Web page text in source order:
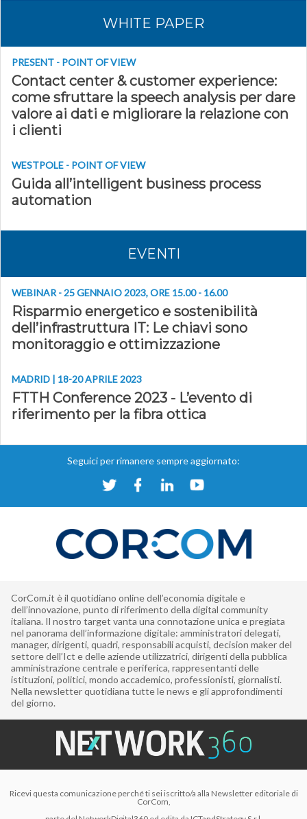
WHITE PAPER
PRESENT - POINT OF VIEW
Contact center & customer experience:
come sfruttare la speech analysis per dare
valore ai dati e migliorare la relazione con
i clienti
WESTPOLE - POINT OF VIEW
Guida all’intelligent business process
automation
EVENTI
WEBINAR - 25 GENNAIO 2023, ORE 15.00 - 16.00
Risparmio energetico e sostenibilità
dell’infrastruttura IT: Le chiavi sono
monitoraggio e ottimizzazione
MADRID | 18-20 APRILE 2023
FTTH Conference 2023 - L’evento di
riferimento per la fibra ottica
Seguici per rimanere sempre aggiornato:
CorCom.it è il quotidiano online dell’economia digitale e
dell’innovazione, punto di riferimento della digital community
italiana. Il nostro target vanta una connotazione unica e pregiata
nel panorama dell’informazione digitale: amministratori delegati,
manager, dirigenti, quadri, responsabili acquisti, decision maker del
settore dell’Ict e delle aziende utilizzatrici, dirigenti della pubblica
amministrazione centrale e periferica, rappresentanti delle
istituzioni, politici, mondo accademico, professionisti, giornalisti.
Nella newsletter quotidiana tutte le news e gli approfondimenti
del giorno.
Ricevi questa comunicazione perché ti sei iscritto/a alla Newsletter editoriale di
CorCom,